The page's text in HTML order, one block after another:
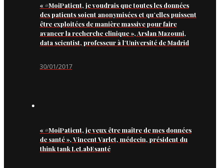
« #MoiPatient, je voudrais que toutes les données
des patients soient anonymisées et qu’elles puissent
être exploitées de manière massive pour faire
avancer la recherche clinique », Arslan Mazouni,
data scientist, professeur à l’Université de Madrid
30/01/2017
« #MoiPatient, je veux être maître de mes données
de santé », Vincent Varlet, médecin, président du
think tank LeLabEsanté